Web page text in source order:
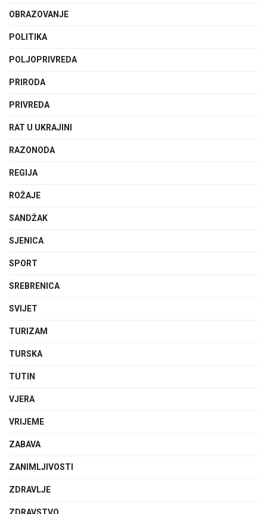
OBRAZOVANJE
POLITIKA
POLJOPRIVREDA
PRIRODA
PRIVREDA
RAT U UKRAJINI
RAZONODA
REGIJA
ROŽAJE
SANDŽAK
SJENICA
SPORT
SREBRENICA
SVIJET
TURIZAM
TURSKA
TUTIN
VJERA
VRIJEME
ZABAVA
ZANIMLJIVOSTI
ZDRAVLJE